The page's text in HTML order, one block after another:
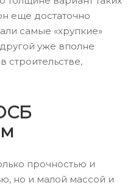
еще достаточно
самые «хрупкие»
уже вполне
строительстве,
прочностью и
но и малой массой и